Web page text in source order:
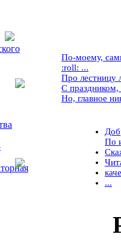
По-моему,
:roll: ...
Про лестницу
С праздником,
Но, главное
По
...